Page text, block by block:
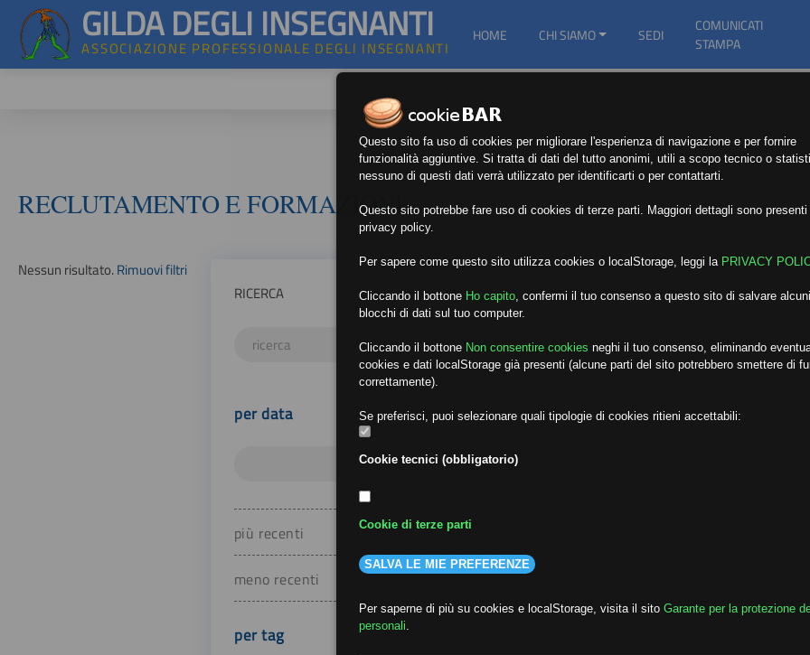
GILDA DEGLI INSEGNANTI
ASSOCIAZIONE PROFESSIONALE DEGLI INSEGNANTI
HOME CHI SIAMO SEDI
COMUNICATI
STAMPA
RECLUTAMENTO E FORMAZIONE
Nessun risultato.Rimuovi filtri
RICERCA
per data
più recenti
meno recenti
per tag
Questo sito fa uso di cookies per migliorare l'esperienza di navigazione e per fornire
funzionalità aggiuntive. Si tratta di dati del tutto anonimi, utili a scopo tecnico o
nessuno di questi dati verrà utilizzato per identificarti o per contattarti.
Questo sito potrebbe fare uso di cookies di terze parti. Maggiori dettagli sono
privacy policy.
Per sapere come questo sito utilizza cookies o localStorage, leggi la PRIVACY
Cliccando il bottone Ho capito confermi il tuo consenso a questo sito di salvare
blocchi di dati sul tuo computer.
Cliccando il bottone Non consentire cookies neghi il tuo consenso, eliminando
cookies e dati localStorage già presenti (alcune parti del sito potrebbero smettere di
correttamente).
Se preferisci, puoi selezionare quali tipologie di cookies ritieni accettabili:
Cookie tecnici (obbligatorio)
Cookie di terze parti
SALVA LE MIE PREFERENZE
Per saperne di più su cookies e localStorage, visita il sito Garante per la protezione
personali